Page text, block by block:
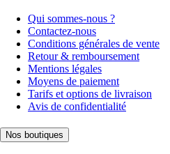
Qui sommes-nous ?
Contactez-nous
Conditions générales de vente
Retour & remboursement
Mentions légales
Moyens de paiement
Tarifs et options de livraison
Avis de confidentialité
Nos boutiques